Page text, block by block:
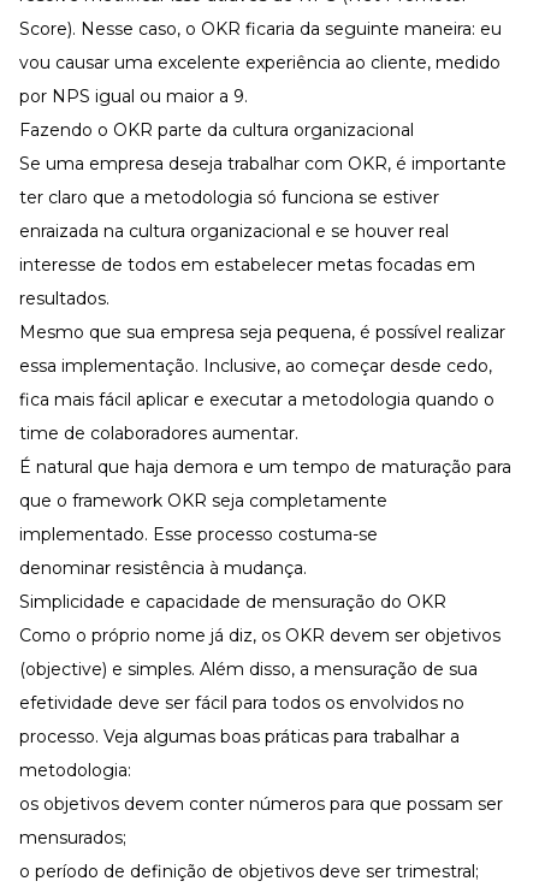
Score). Nesse caso, o OKR ficaria da seguinte maneira: eu
vou causar uma excelente experiência ao cliente, medido
por NPS igual ou maior a 9.
Fazendo o OKR parte da cultura organizacional
Se uma empresa deseja trabalhar com OKR, é importante
ter claro que a metodologia só funciona se estiver
enraizada na cultura organizacional e se houver real
interesse de todos em estabelecer metas focadas em
resultados.
Mesmo que sua empresa seja pequena, é possível realizar
essa implementação. Inclusive, ao começar desde cedo,
fica mais fácil aplicar e executar a metodologia quando o
time de colaboradores aumentar.
É natural que haja demora e um tempo de maturação para
que o framework OKR seja completamente
implementado. Esse processo costuma-se
denominar resistência à mudança.
Simplicidade e capacidade de mensuração do OKR
Como o próprio nome já diz, os OKR devem ser objetivos
(objective) e simples. Além disso, a mensuração de sua
efetividade deve ser fácil para todos os envolvidos no
processo. Veja algumas boas práticas para trabalhar a
metodologia:
os objetivos devem conter números para que possam ser
mensurados;
o período de definição de objetivos deve ser trimestral;